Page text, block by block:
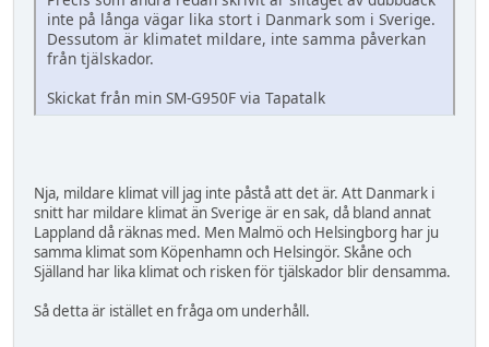
inte på långa vägar lika stort i Danmark som i Sverige.
Dessutom är klimatet mildare, inte samma påverkan
från tjälskador.
Skickat från min SM-G950F via Tapatalk
Nja, mildare klimat vill jag inte påstå att det är. Att Danmark i
snitt har mildare klimat än Sverige är en sak, då bland annat
Lappland då räknas med. Men Malmö och Helsingborg har ju
samma klimat som Köpenhamn och Helsingör. Skåne och
Själland har lika klimat och risken för tjälskador blir densamma.
Så detta är istället en fråga om underhåll.